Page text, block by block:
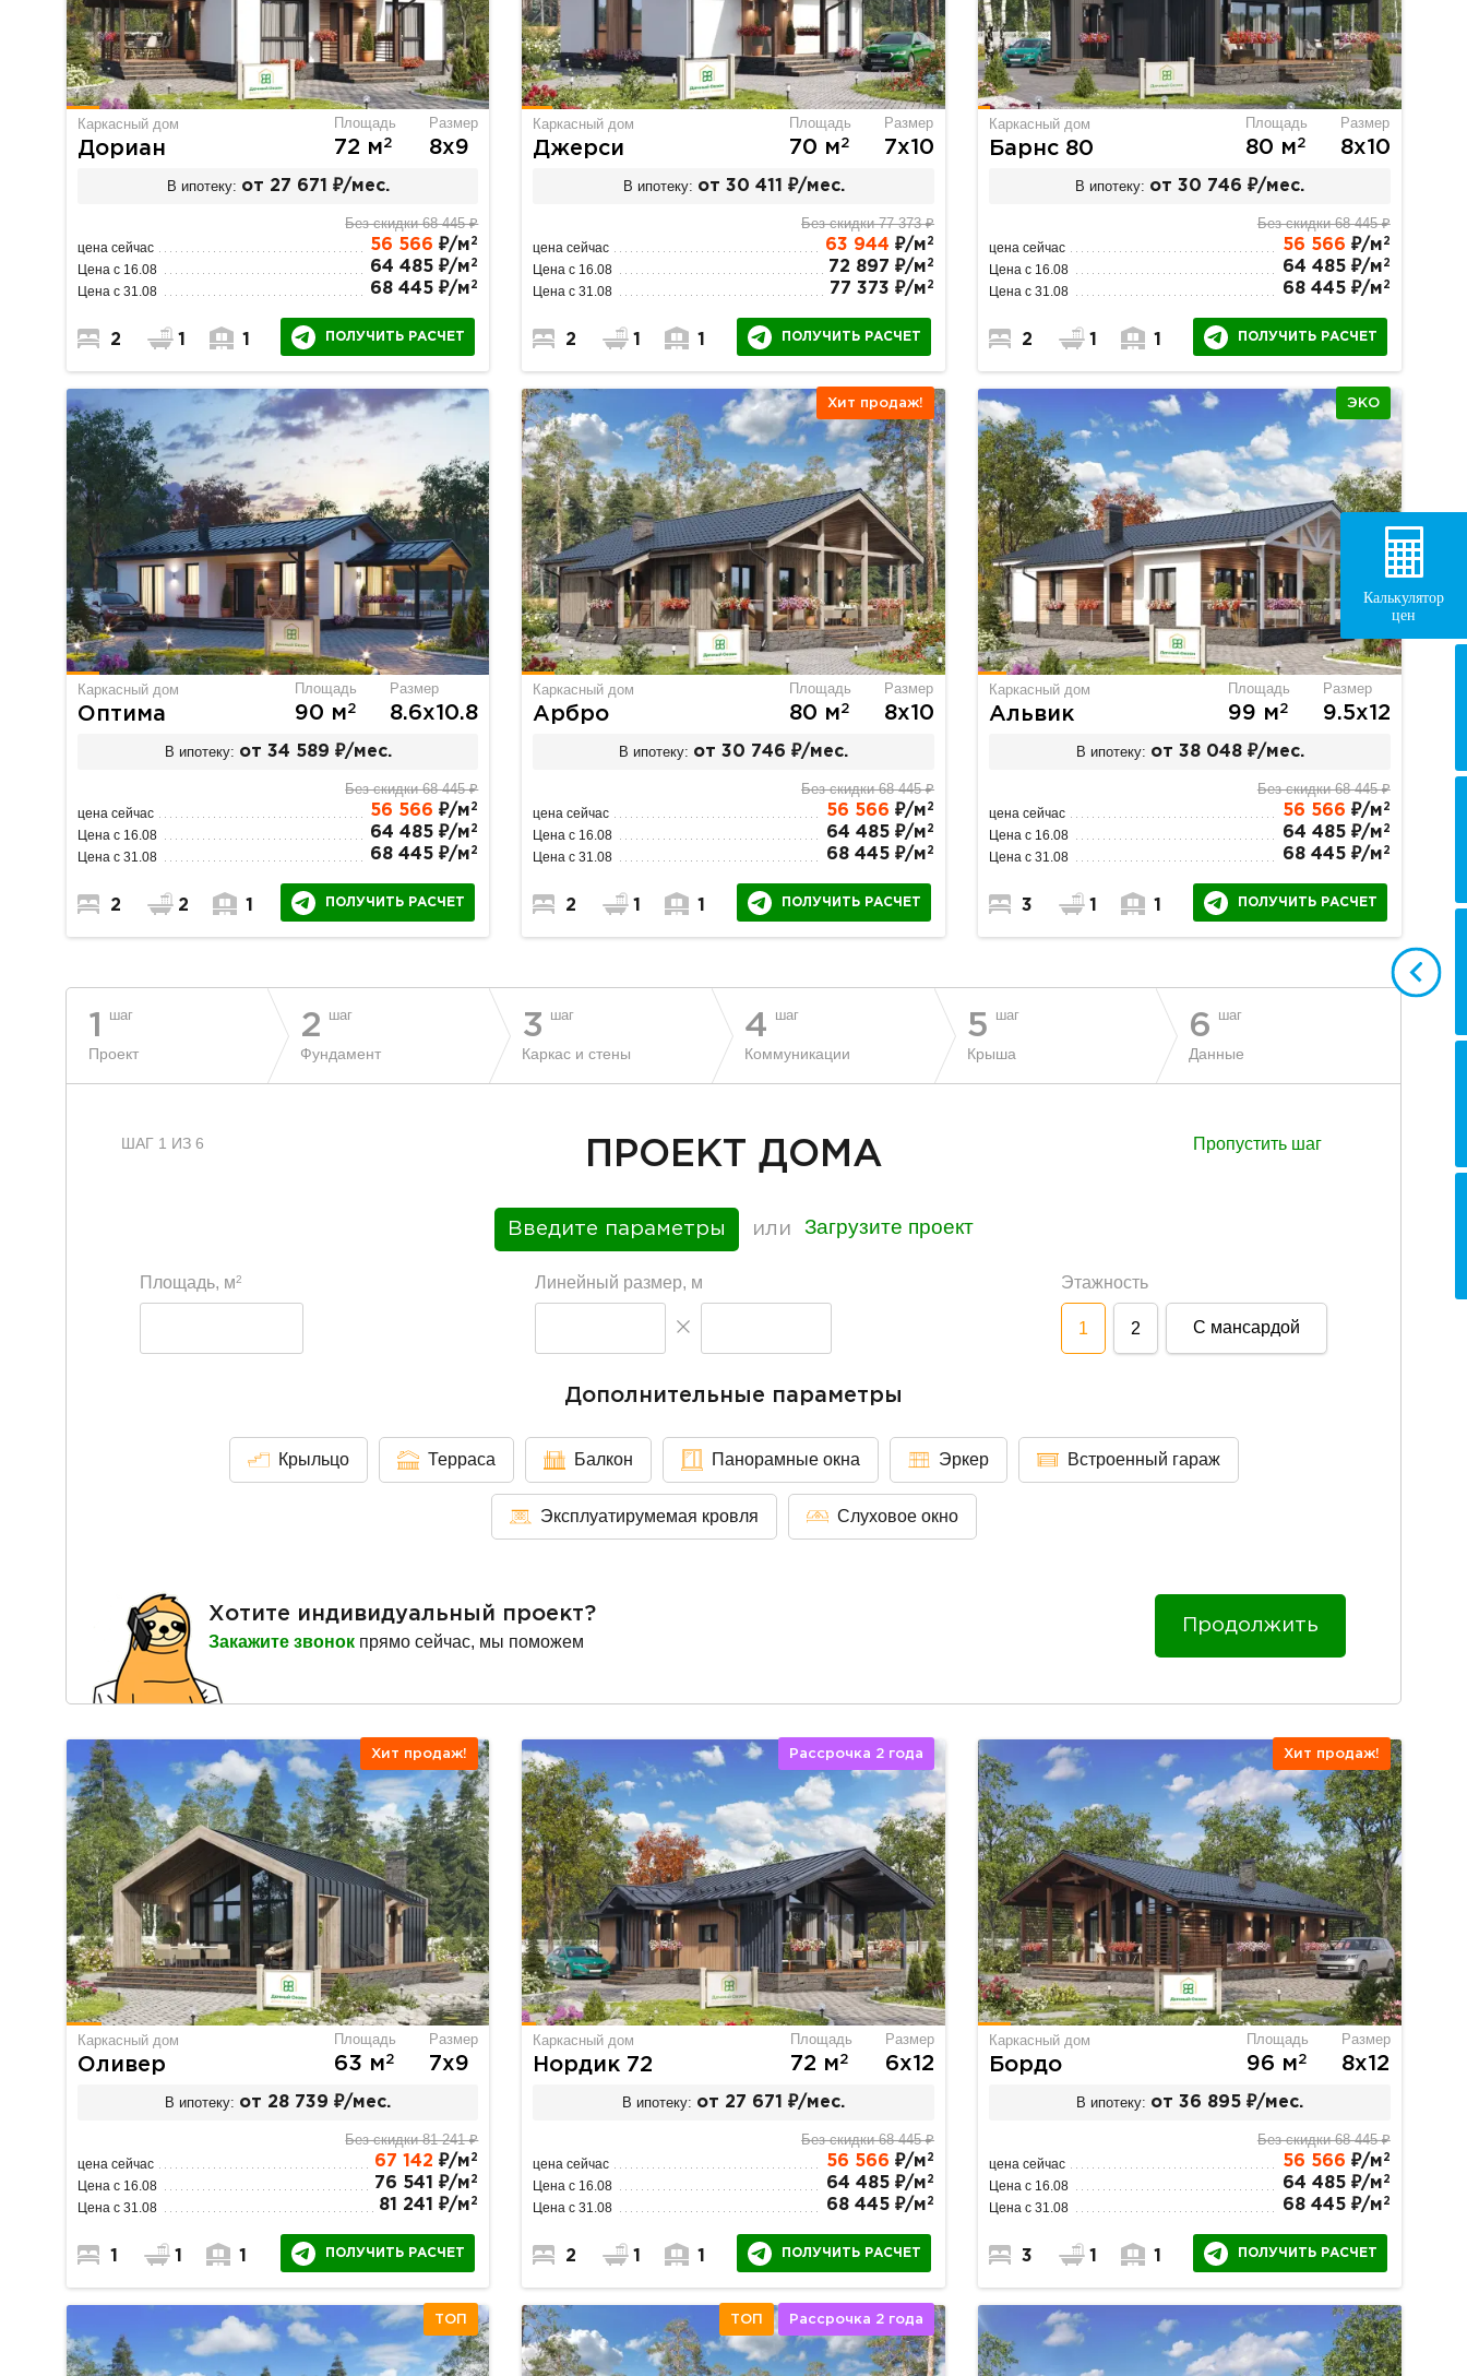
Каркасный дом
Дориан
Площадь
72 м2
Размер
8х9
В ипотеку: от 27 671 ₽/мес.
Без скидки 68 445 ₽
цена сейчас 56 566 ₽/м 2
Цена с 16.08 64 485 ₽/м 2
Цена с 31.08 68 445 ₽/м 2
2 1 1 ПОЛУЧИТЬ РАСЧЕТ
Каркасный дом
Джерси
Площадь
70 м2
Размер
7х10
В ипотеку: от 30 411 ₽/мес.
Без скидки 77 373 ₽
цена сейчас 63 944 ₽/м 2
Цена с 16.08 72 897 ₽/м 2
Цена с 31.08 77 373 ₽/м 2
2 1 1 ПОЛУЧИТЬ РАСЧЕТ
Каркасный дом
Барнс 80
Площадь
80 м2
Размер
8х10
В ипотеку: от 30 746 ₽/мес.
Без скидки 68 445 ₽
цена сейчас 56 566 ₽/м 2
Цена с 16.08 64 485 ₽/м 2
Цена с 31.08 68 445 ₽/м 2
2 1 1 ПОЛУЧИТЬ РАСЧЕТ
Каркасный дом
Оптима
Площадь
90 м2
Размер
8.6х10.8
В ипотеку: от 34 589 ₽/мес.
Без скидки 68 445 ₽
цена сейчас 56 566 ₽/м 2
Цена с 16.08 64 485 ₽/м 2
Цена с 31.08 68 445 ₽/м 2
2 2 1 ПОЛУЧИТЬ РАСЧЕТ
Хит продаж!
Каркасный дом
Арбро
Площадь
80 м2
Размер
8х10
В ипотеку: от 30 746 ₽/мес.
Без скидки 68 445 ₽
цена сейчас 56 566 ₽/м 2
Цена с 16.08 64 485 ₽/м 2
Цена с 31.08 68 445 ₽/м 2
2 1 1 ПОЛУЧИТЬ РАСЧЕТ
ЭКО
Каркасный дом
Альвик
Площадь
99 м2
Размер
9.5х12
В ипотеку: от 38 048 ₽/мес.
Без скидки 68 445 ₽
цена сейчас 56 566 ₽/м 2
Цена с 16.08 64 485 ₽/м 2
Цена с 31.08 68 445 ₽/м 2
3 1 1 ПОЛУЧИТЬ РАСЧЕТ
1 шаг
Проект
2 шаг
Фундамент
3 шаг
Каркас и стены
4 шаг
Коммуникации
5 шаг
Крыша
6 шаг
Данные
ШАГ 1 ИЗ 6 ПРОЕКТ ДОМА Пропустить шаг
Введите параметры или Загрузите проект
Площадь, м2 Линейный размер, м Этажность
1 2 С мансардой
Дополнительные параметры
Крыльцо Терраса Балкон Панорамные окна Эркер Встроенный гараж
Эксплуатирумемая кровля Слуховое окно
Хотите индивидуальный проект?
Закажите звонок прямо сейчас, мы поможем
Продолжить
Хит продаж!
Каркасный дом
Оливер
Площадь
63 м2
Размер
7х9
В ипотеку: от 28 739 ₽/мес.
Без скидки 81 241 ₽
цена сейчас 67 142 ₽/м 2
Цена с 16.08 76 541 ₽/м 2
Цена с 31.08 81 241 ₽/м 2
1 1 1 ПОЛУЧИТЬ РАСЧЕТ
Рассрочка 2 года
Каркасный дом
Нордик 72
Площадь
72 м2
Размер
6х12
В ипотеку: от 27 671 ₽/мес.
Без скидки 68 445 ₽
цена сейчас 56 566 ₽/м 2
Цена с 16.08 64 485 ₽/м 2
Цена с 31.08 68 445 ₽/м 2
2 1 1 ПОЛУЧИТЬ РАСЧЕТ
Хит продаж!
Каркасный дом
Бордо
Площадь
96 м2
Размер
8х12
В ипотеку: от 36 895 ₽/мес.
Без скидки 68 445 ₽
цена сейчас 56 566 ₽/м 2
Цена с 16.08 64 485 ₽/м 2
Цена с 31.08 68 445 ₽/м 2
3 1 1 ПОЛУЧИТЬ РАСЧЕТ
ТОП ТОП Рассрочка 2 года
Калькулятор
цен